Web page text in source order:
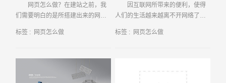
不同环境下均能正常运行。 部署与上线：完成所有准备工
作后，将网页部署到服务器上并进行最终配置。通过域名解
析等技术手段，确保用户可以通过互联网访问到网页。 聚
析。根据分析结果对网页内容、功能及设计进行优化迭代，
不断提升用户体验和网页效果。 综上所述，网页制作是一
网页怎么做？在建站之前，我
们需要明白的是所搭建出来的网站
空间可以存放，然后在里面填充一
标签 : 网页怎么做
因互联网所带来的便利，使得
人们的生活越来越离不开网络了，
缺少的一部分。而企业也正是看到
标签 : 网页怎么做